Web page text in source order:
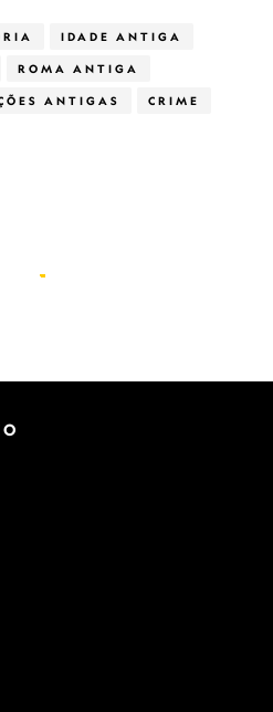
IDADE ANTIGA
ROMA ANTIGA
ANTIGAS CRIME